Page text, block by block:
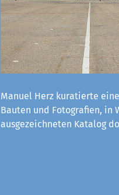
Manuel Herz kuratierte
Bauten und Fotografien, in
ausgezeichneten Katalog